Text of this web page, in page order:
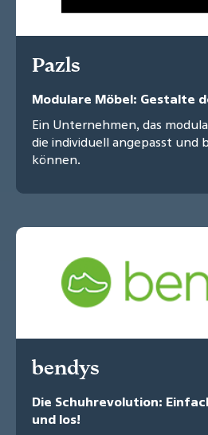
Pazls
Modulare Möbel: Gestalte
Ein Unternehmen, das
die individuell angepasst und
können.
bendys
Die Schuhrevolution:
und los!